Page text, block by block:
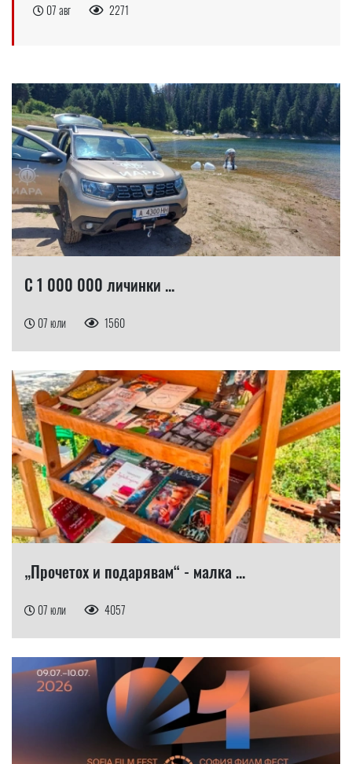
07 авг 2271
С 1 000 000 личинки ...
07 юли 1560
„Прочетох и подарявам“ - малка ...
07 юли 4057